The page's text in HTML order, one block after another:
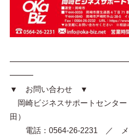
━━━
▼ お問い合わせ ▼
岡崎ビジネスサポートセンター
田）
電話：0564-26-2231 ／ メ